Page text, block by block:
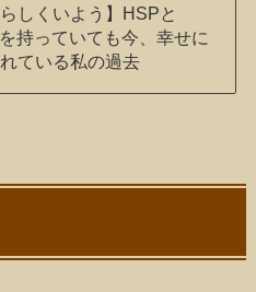
らしくいよう】HSPと
持っていても今、幸せに
ている私の過去